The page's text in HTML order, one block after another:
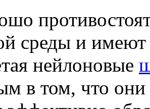
среды и
нейлоновые
в том, что они